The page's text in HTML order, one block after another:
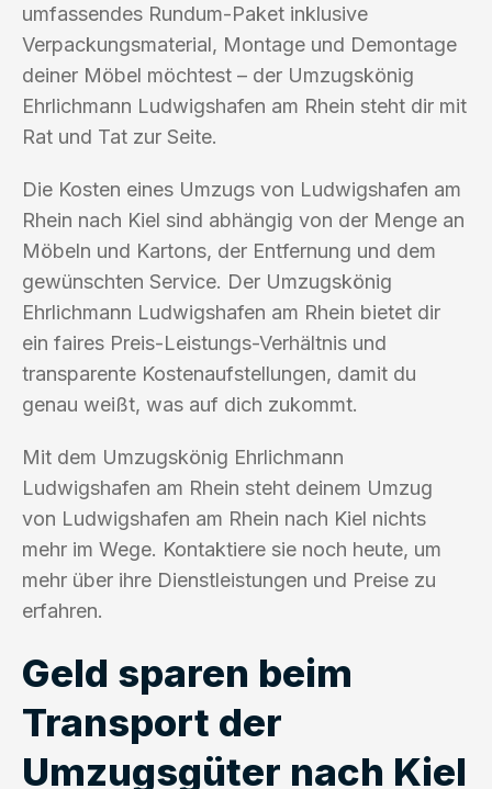
umfassendes Rundum-Paket inklusive
Verpackungsmaterial, Montage und Demontage
deiner Möbel möchtest – der Umzugskönig
Ehrlichmann Ludwigshafen am Rhein steht dir mit
Rat und Tat zur Seite.
Die Kosten eines Umzugs von Ludwigshafen am
Rhein nach Kiel sind abhängig von der Menge an
Möbeln und Kartons, der Entfernung und dem
gewünschten Service. Der Umzugskönig
Ehrlichmann Ludwigshafen am Rhein bietet dir
ein faires Preis-Leistungs-Verhältnis und
transparente Kostenaufstellungen, damit du
genau weißt, was auf dich zukommt.
Mit dem Umzugskönig Ehrlichmann
Ludwigshafen am Rhein steht deinem Umzug
von Ludwigshafen am Rhein nach Kiel nichts
mehr im Wege. Kontaktiere sie noch heute, um
mehr über ihre Dienstleistungen und Preise zu
erfahren.
Geld sparen beim
Transport der
Umzugsgüter nach Kiel